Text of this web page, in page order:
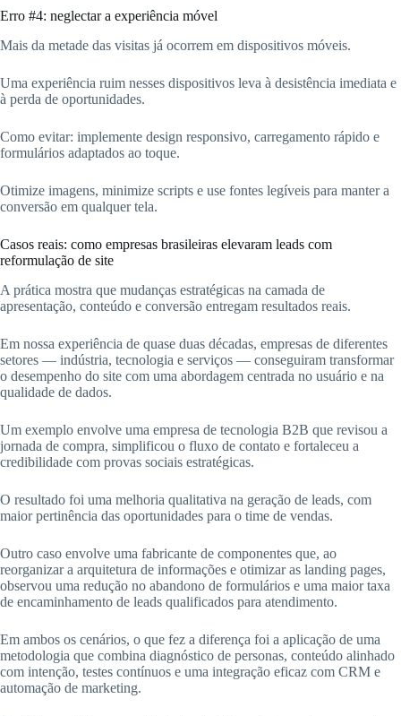
Erro #4: neglectar a experiência móvel
Mais da metade das visitas já ocorrem em dispositivos móveis.
Uma experiência ruim nesses dispositivos leva à desistência imediata e
à perda de oportunidades.
Como evitar: implemente design responsivo, carregamento rápido e
formulários adaptados ao toque.
Otimize imagens, minimize scripts e use fontes legíveis para manter a
conversão em qualquer tela.
Casos reais: como empresas brasileiras elevaram leads com
reformulação de site
A prática mostra que mudanças estratégicas na camada de
apresentação, conteúdo e conversão entregam resultados reais.
Em nossa experiência de quase duas décadas, empresas de diferentes
setores — indústria, tecnologia e serviços — conseguiram transformar
o desempenho do site com uma abordagem centrada no usuário e na
qualidade de dados.
Um exemplo envolve uma empresa de tecnologia B2B que revisou a
jornada de compra, simplificou o fluxo de contato e fortaleceu a
credibilidade com provas sociais estratégicas.
O resultado foi uma melhoria qualitativa na geração de leads, com
maior pertinência das oportunidades para o time de vendas.
Outro caso envolve uma fabricante de componentes que, ao
reorganizar a arquitetura de informações e otimizar as landing pages,
observou uma redução no abandono de formulários e uma maior taxa
de encaminhamento de leads qualificados para atendimento.
Em ambos os cenários, o que fez a diferença foi a aplicação de uma
metodologia que combina diagnóstico de personas, conteúdo alinhado
com intenção, testes contínuos e uma integração eficaz com CRM e
automação de marketing.